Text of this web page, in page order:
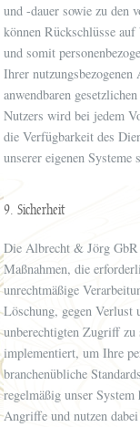
und -dauer sowie zu den
können Rückschlüsse
und somit
Ihrer
anwendbaren
Nutzers wird bei jedem
die Verfügbarkeit des
unserer eigenen Systeme
9. Sicherheit
Die Albrecht & Jörg
Maßnahmen, die
unrechtmäßige
Löschung, gegen Verlust
unberechtigten Zugriff zu
implementiert, um Ihre
branchenübliche
regelmäßig unser
Angriffe und nutzen